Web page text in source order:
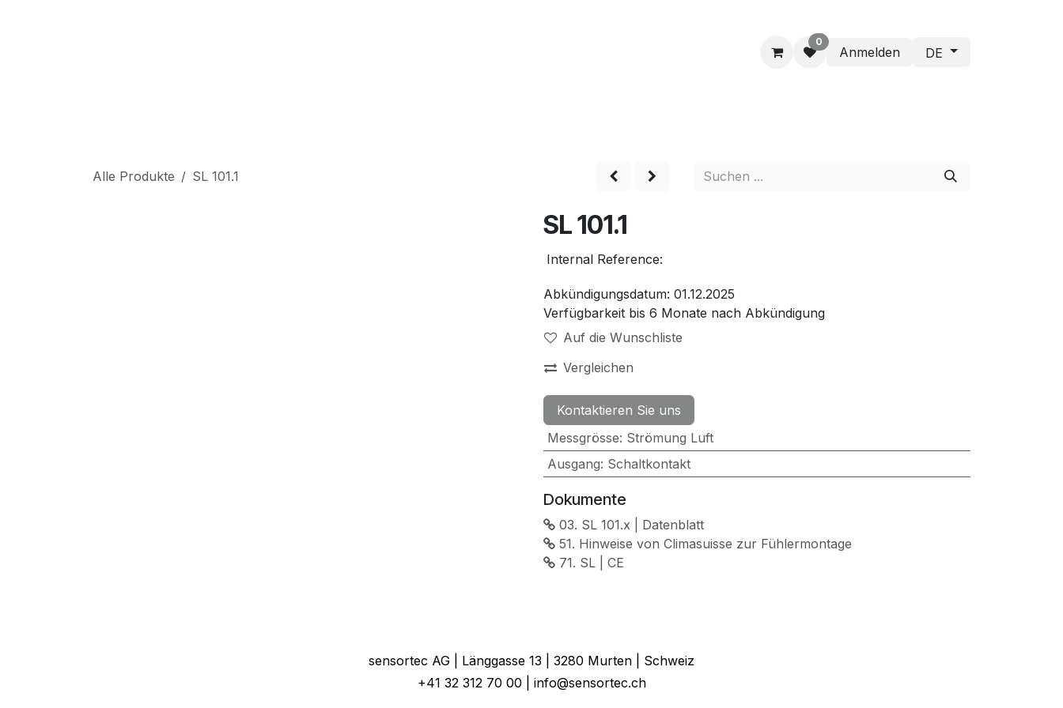
0
Anmelden DE
Alle Produkte SL 101.1
SL 101.1
Internal Reference:
Abkündigungsdatum: 01.12.2025
Verfügbarkeit bis 6 Monate nach Abkündigung
Auf die Wunschliste
Vergleichen
Kontaktieren Sie uns
Messgrösse: Strömung Luft
Ausgang: Schaltkontakt
Dokumente
03. SL 101.x | Datenblatt
51. Hinweise von Climasuisse zur Fühlermontage
71. SL | CE
sensortec AG | Länggasse 13 | 3280 Murten | Schweiz
+41 32 312 70 00 | info@sensortec.ch